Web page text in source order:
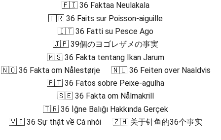
🇫🇮 36 Faktaa Neulakala
🇫🇷 36 Faits sur Poisson-aiguille
🇮🇹 36 Fatti su Pesce Ago
🇯🇵 39個のヨゴレザメの事実
🇲🇸 36 Fakta tentang Ikan Jarum
🇳🇴 36 Fakta om Nålestørje
🇳🇱 36 Feiten over Naaldvis
🇵🇹 36 Fatos sobre Peixe-agulha
🇸🇪 36 Fakta om Nålmakrill
🇹🇷 36 İğne Balığı Hakkında Gerçek
🇻🇮 36 Sự thật về Cá nhói
🇿🇭 关于针鱼的36个事实